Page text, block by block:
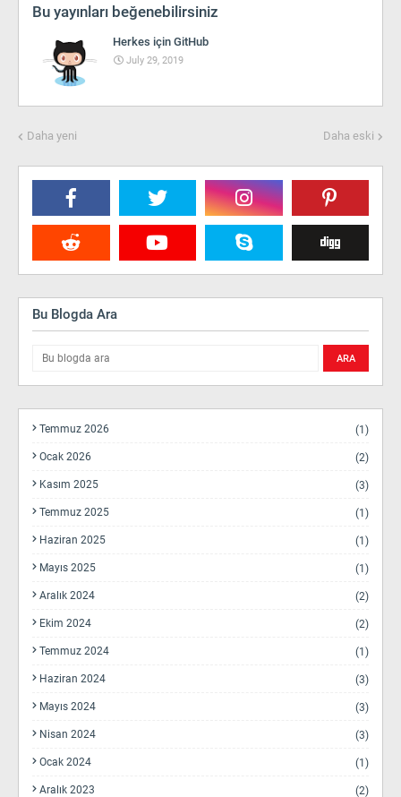
Bu yayınları beğenebilirsiniz
Herkes için GitHub
July 29, 2019
Daha yeni Daha eski
Bu Blogda Ara
Temmuz 2026 (1)
Ocak 2026 (2)
Kasım 2025 (3)
Temmuz 2025 (1)
Haziran 2025 (1)
Mayıs 2025 (1)
Aralık 2024 (2)
Ekim 2024 (2)
Temmuz 2024 (1)
Haziran 2024 (3)
Mayıs 2024 (3)
Nisan 2024 (3)
Ocak 2024 (1)
Aralık 2023 (2)